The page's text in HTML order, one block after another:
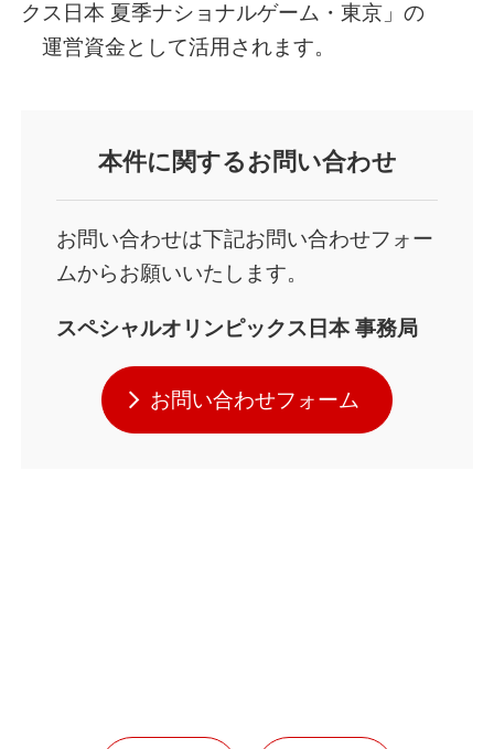
クス日本 夏季ナショナルゲーム・東京」の
運営資金として活用されます。
本件に関するお問い合わせ
お問い合わせは下記お問い合わせフォー
ムからお願いいたします。
スペシャルオリンピックス日本事務局
お問い合わせフォーム